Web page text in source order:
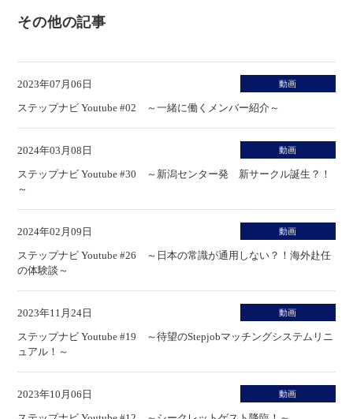
その他の記事
2023年07月06日 動画
ステップナビ Youtube #02 ～一緒に働くメンバー紹介～
2024年03月08日 動画
ステップナビ Youtube #30 ～新潟センター発 新サークル誕生？！
～
2024年02月09日 動画
ステップナビ Youtube #26 ～日本の常識が通用しない？！海外赴任
の体験談～
2023年11月24日 動画
ステップナビ Youtube #19 ～待望のStepjobマッチングシステムリニ
ュアル！～
2023年10月06日 動画